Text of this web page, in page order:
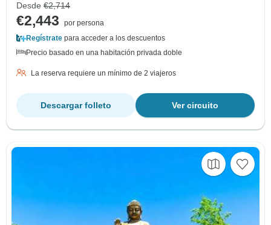
Desde €2,714
€2,443
por persona
Regístrate para acceder a los descuentos
Precio basado en una habitación privada doble
La reserva requiere un mínimo de 2 viajeros
Ver circuito
Descargar folleto